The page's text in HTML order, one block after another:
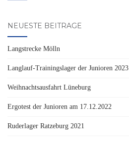
NEUESTE BEITRÄGE
Langstrecke Mölln
Langlauf-Trainingslager der Junioren 2023
Weihnachtsausfahrt Lüneburg
Ergotest der Junioren am 17.12.2022
Ruderlager Ratzeburg 2021